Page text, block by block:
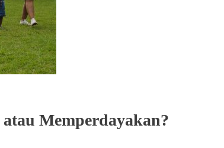
Memperdayakan?